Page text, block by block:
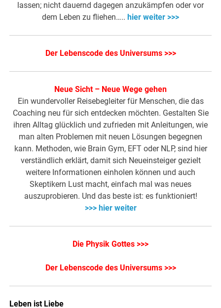
lassen; nicht dauernd dagegen anzukämpfen oder vor
dem Leben zu fliehen….. hier weiter >>>
Der Lebenscode des Universums >>>
Neue Sicht – Neue Wege gehen
Ein wundervoller Reisebegleiter für Menschen, die das
Coaching neu für sich entdecken möchten. Gestalten Sie
ihren Alltag glücklich und zufrieden mit Anleitungen, wie
man alten Problemen mit neuen Lösungen begegnen
kann. Methoden, wie Brain Gym, EFT oder NLP, sind hier
verständlich erklärt, damit sich Neueinsteiger gezielt
weitere Informationen einholen können und auch
Skeptikern Lust macht, einfach mal was neues
auszuprobieren. Und das beste ist: es funktioniert!
>>> hier weiter
Die Physik Gottes >>>
Der Lebenscode des Universums >>>
Leben ist Liebe